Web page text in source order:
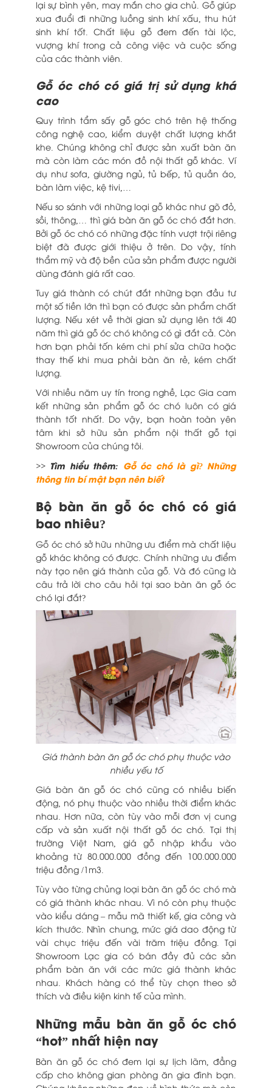
lại sự bình yên, may mắn cho gia chủ. Gỗ giúp
xua đuổi đi những luồng sinh khí xấu, thu hút
sinh khí tốt. Chất liệu gỗ đem đến tài lộc,
vượng khí trong cả công việc và cuộc sống
của các thành viên.
Gỗ óc chó có giá trị sử dụng khá
cao
Quy trình tẩm sấy gỗ góc chó trên hệ thống
công nghệ cao, kiểm duyệt chất lượng khắt
khe. Chúng không chỉ được sản xuất bàn ăn
mà còn làm các món đồ nội thất gỗ khác. Ví
dụ như sofa, giường ngủ, tủ bếp, tủ quần áo,
bàn làm việc, kệ tivi,…
Nếu so sánh với những loại gỗ khác như gõ đỏ,
sồi, thông,… thì giá bàn ăn gỗ óc chó đắt hơn.
Bởi gỗ óc chó có những đặc tính vượt trội riêng
biệt đã được giới thiệu ở trên. Do vậy, tính
thẩm mỹ và độ bền của sản phẩm được người
dùng đánh giá rất cao.
Tuy giá thành có chút đắt những bạn đầu tư
một số tiền lớn thì bạn có được sản phẩm chất
lượng. Nếu xét về thời gian sử dụng lên tới 40
năm thì giá gỗ óc chó không có gì đắt cả. Còn
hơn bạn phải tốn kém chi phí sửa chữa hoặc
thay thế khi mua phải bàn ăn rẻ, kém chất
lượng.
Với nhiều năm uy tín trong nghề, Lạc Gia cam
kết những sản phẩm gỗ óc chó luôn có giá
thành tốt nhất. Do vậy, bạn hoàn toàn yên
tâm khi sở hữu sản phẩm nội thất gỗ tại
Showroom của chúng tôi.
>> Tìm hiểu thêm: Gỗ óc chó là gì? Những
thông tin bí mật bạn nên biết
Bộ bàn ăn gỗ óc chó có giá
bao nhiêu?
Gỗ óc chó sở hữu những ưu điểm mà chất liệu
gỗ khác không có được. Chính những ưu điểm
này tạo nên giá thành của gỗ. Và đó cũng là
câu trả lời cho câu hỏi tại sao bàn ăn gỗ óc
chó lại đắt?
Giá thành bàn ăn gỗ óc chó phụ thuộc vào
nhiều yếu tố
Giá bàn ăn gỗ óc chó cũng có nhiều biến
động, nó phụ thuộc vào nhiều thời điểm khác
nhau. Hơn nữa, còn tùy vào mỗi đơn vị cung
cấp và sản xuất nội thất gỗ óc chó. Tại thị
trường Việt Nam, giá gỗ nhập khẩu vào
khoảng từ 80.000.000 đồng đến 100.000.000
triệu đồng /1m3.
Tùy vào từng chủng loại bàn ăn gỗ óc chó mà
có giá thành khác nhau. Vì nó còn phụ thuộc
vào kiểu dáng – mẫu mã thiết kế, gia công và
kích thước. Nhìn chung, mức giá dao động từ
vài chục triệu đến vài trăm triệu đồng. Tại
Showroom Lạc gia có bán đầy đủ các sản
phẩm bàn ăn với các mức giá thành khác
nhau. Khách hàng có thể tùy chọn theo sở
thích và điều kiện kinh tế của mình.
Những mẫu bàn ăn gỗ óc chó
“hot” nhất hiện nay
Bàn ăn gỗ óc chó đem lại sự lịch lãm, đẳng
cấp cho không gian phòng ăn gia đình bạn.